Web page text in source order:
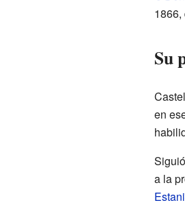
Su
en
a la